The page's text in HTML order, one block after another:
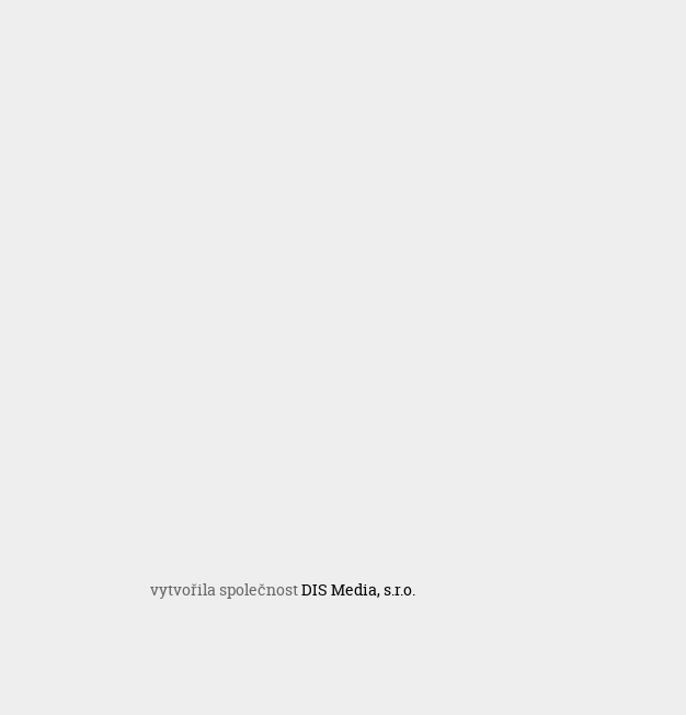
vytvořila společnostDIS Media, s.r.o.